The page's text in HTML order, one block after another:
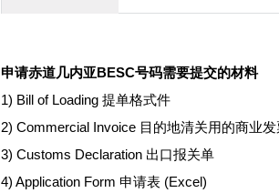
申请赤道几内亚BESC号码需要提交的材料
1) Bill of Loading 提单格式件
2) Commercial Invoice 目的地清关用的商业
3) Customs Declaration 出口报关单
4) Application Form 申请表 (Excel)